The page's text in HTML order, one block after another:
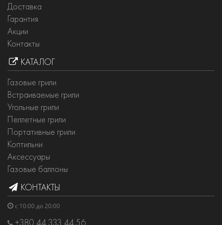
Доставка
Гарантия
Акции
Контакты
КАТАЛОГ
Газовые грили
Встраиваемые грили
Угольные грили
Пеллетные грили
Портативные грили
Коптильни
Аксессуары
Газовые баллоны
КОНТАКТЫ
с 10:00 до 20:00
+380 44 333 44 56